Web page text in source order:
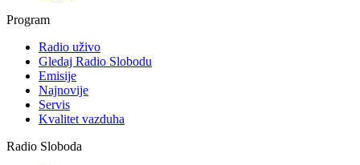
Program
Radio uživo
Gledaj Radio Slobodu
Emisije
Najnovije
Servis
Kvalitet vazduha
Radio Sloboda